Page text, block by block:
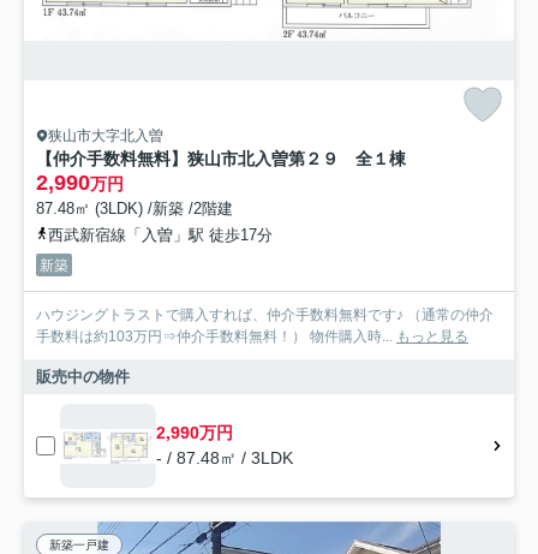
狭山市大字北入曽
【仲介手数料無料】狭山市北入曽第２９ 全１棟
2,990万円
87.48㎡ (3LDK) /新築 /2階建
西武新宿線「入曽」駅 徒歩17分
新築
ハウジングトラストで購入すれば、仲介手数料無料です♪ （通常の仲介
手数料は約103万円⇒仲介手数料無料！） 物件購入時... もっと見る
販売中の物件
2,990万円
- / 87.48㎡ / 3LDK
新築一戸建